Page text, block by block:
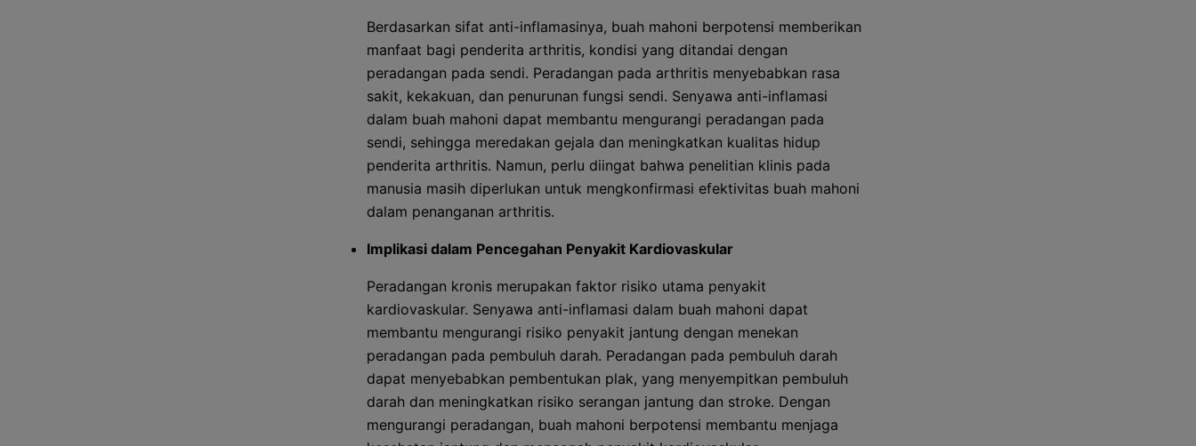
Berdasarkan sifat anti-inflamasinya, buah mahoni berpotensi memberikan
manfaat bagi penderita arthritis, kondisi yang ditandai dengan
peradangan pada sendi. Peradangan pada arthritis menyebabkan rasa
sakit, kekakuan, dan penurunan fungsi sendi. Senyawa anti-inflamasi
dalam buah mahoni dapat membantu mengurangi peradangan pada
sendi, sehingga meredakan gejala dan meningkatkan kualitas hidup
penderita arthritis. Namun, perlu diingat bahwa penelitian klinis pada
manusia masih diperlukan untuk mengkonfirmasi efektivitas buah mahoni
dalam penanganan arthritis.
Implikasi dalam Pencegahan Penyakit Kardiovaskular
Peradangan kronis merupakan faktor risiko utama penyakit
kardiovaskular. Senyawa anti-inflamasi dalam buah mahoni dapat
membantu mengurangi risiko penyakit jantung dengan menekan
peradangan pada pembuluh darah. Peradangan pada pembuluh darah
dapat menyebabkan pembentukan plak, yang menyempitkan pembuluh
darah dan meningkatkan risiko serangan jantung dan stroke. Dengan
mengurangi peradangan, buah mahoni berpotensi membantu menjaga